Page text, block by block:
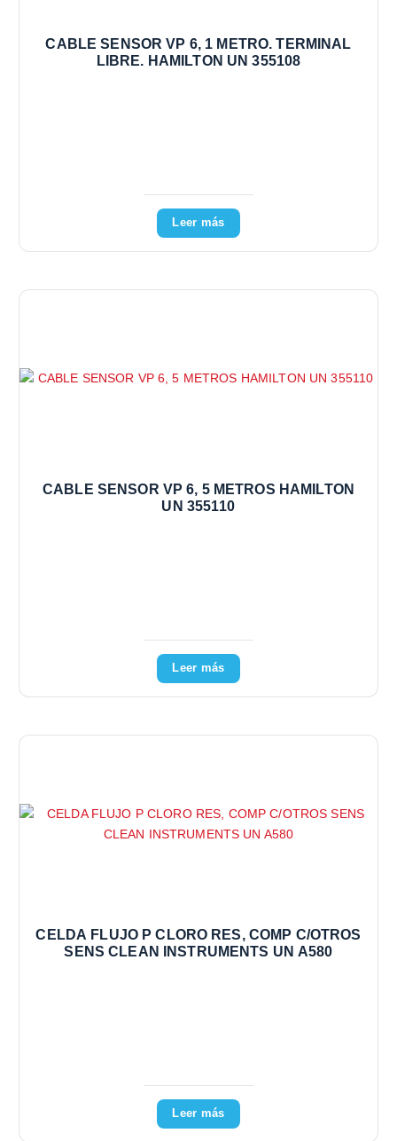
CABLE SENSOR VP 6, 1 METRO. TERMINAL
LIBRE. HAMILTON UN 355108
Leer más
CABLE SENSOR VP 6, 5 METROS HAMILTON
UN 355110
Leer más
CELDA FLUJO P CLORO RES, COMP C/OTROS
SENS CLEAN INSTRUMENTS UN A580
Leer más